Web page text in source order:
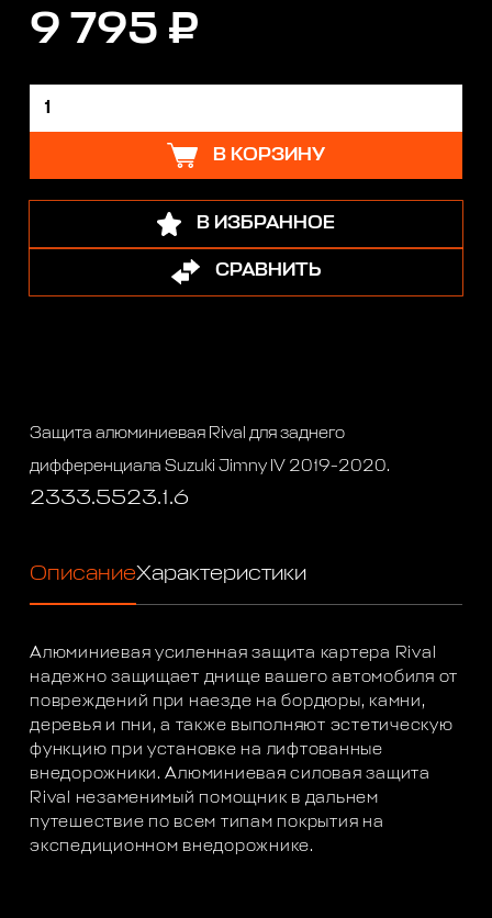
9 795 ₽
В КОРЗИНУ
В ИЗБРАННОЕ
СРАВНИТЬ
Защита алюминиевая Rival для заднего
дифференциала Suzuki Jimny IV 2019-2020.
2333.5523.1.6
ОписаниеХарактеристики
Алюминиевая усиленная защита картера Rival
надежно защищает днище вашего автомобиля от
повреждений при наезде на бордюры, камни,
деревья и пни, а также выполняют эстетическую
функцию при установке на лифтованные
внедорожники. Алюминиевая силовая защита
Rival незаменимый помощник в дальнем
путешествие по всем типам покрытия на
экспедиционном внедорожнике.